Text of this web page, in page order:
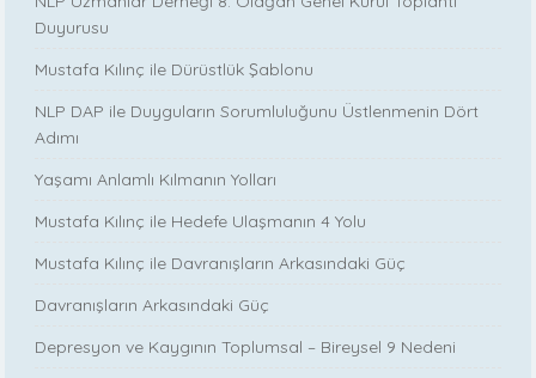
Duyurusu
Mustafa Kılınç ile Dürüstlük Şablonu
NLP DAP ile Duyguların Sorumluluğunu Üstlenmenin Dört
Adımı
Yaşamı Anlamlı Kılmanın Yolları
Mustafa Kılınç ile Hedefe Ulaşmanın 4 Yolu
Mustafa Kılınç ile Davranışların Arkasındaki Güç
Davranışların Arkasındaki Güç
Depresyon ve Kaygının Toplumsal – Bireysel 9 Nedeni